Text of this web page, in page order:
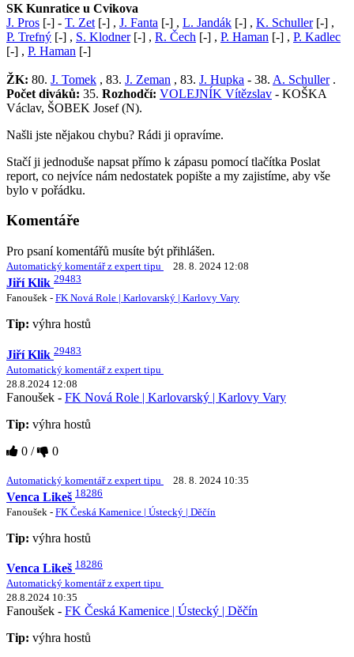
SK Kunratice u Cvikova
J. Pros [-] - T. Zet [-] , J. Fanta [-] , L. Jandák [-] , K. Schuller[-] ,
P. Trefný [-] , S. Klodner[-] , R. Čech [-] , P. Haman [-] , P. Kadlec
[-] , P. Haman [-]
ŽK: 80. J. Tomek , 83. J. Zeman , 83. J. Hupka - 38. A. Schuller.
Počet diváků: 35. Rozhodčí: VOLEJNÍK Vítězslav - KOŠKA
Václav, ŠOBEK Josef (N).
Našli jste nějakou chybu? Rádi ji opravíme.
Stačí ji jednoduše napsat přímo k zápasu pomocí tlačítka Poslat
report, co nejvíce nám nedostatek popište a my zajistíme, aby vše
bylo v pořádku.
Komentáře
Pro psaní komentářů musíte být přihlášen.
Automatický komentář z expert tipu 28. 8. 2024 12:08
Jiří Klik 29483
Fanoušek - FK Nová Role | Karlovarský | Karlovy Vary
Tip: výhra hostů
Jiří Klik 29483
Automatický komentář z expert tipu
28.8.2024 12:08
Fanoušek - FK Nová Role | Karlovarský | Karlovy Vary
Tip: výhra hostů
0 / 0
Automatický komentář z expert tipu 28. 8. 2024 10:35
Venca Likeš 18286
Fanoušek - FK Česká Kamenice | Ústecký | Děčín
Tip: výhra hostů
Venca Likeš 18286
Automatický komentář z expert tipu
28.8.2024 10:35
Fanoušek - FK Česká Kamenice | Ústecký | Děčín
Tip: výhra hostů